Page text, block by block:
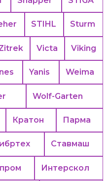
STIHL Sturm
Victa Viking
Yanis Weima
Wolf-Garten
Кратон Парма
Ставмаш
Интерскол